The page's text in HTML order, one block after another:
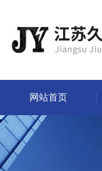
网站首页